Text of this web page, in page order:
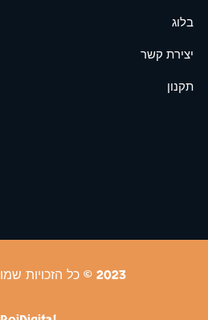
בלוג
יצירת קשר
תקנון
2023 © כל הזכויות שמורות ל Buy24